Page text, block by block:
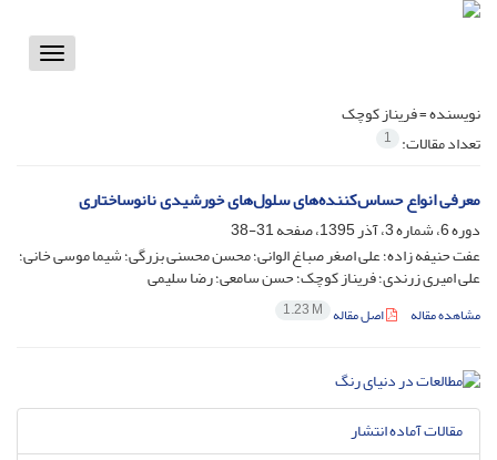
Toggle
نویسنده =فریناز کوچک
تعداد مقالات: 1
معرفی انواع حساس‌کننده‌های سلول‌های خورشیدی نانوساختاری
دوره 6، شماره 3، آذر 1395، صفحه
31-38
عفت حنیفه زاده؛ علی اصغر صباغ الوانی؛ محسن محسنی بزرگی؛ شیما موسی خانی؛
علی امیری زرندی؛ فریناز کوچک؛ حسن سامعی؛ رضا سلیمی
مشاهده مقاله اصل مقاله 1.23 M
مقالات آماده انتشار